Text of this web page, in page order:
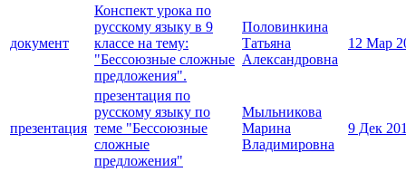
документ
Конспект урока по
русскому языку в 9
классе на тему:
"Бессоюзные сложные
предложения".
Половинкина
Татьяна
Александровна
12 Мар
презентация
презентация по
русскому языку по
теме "Бессоюзные
сложные
предложения"
Мыльникова
Марина
Владимировна
9 Дек